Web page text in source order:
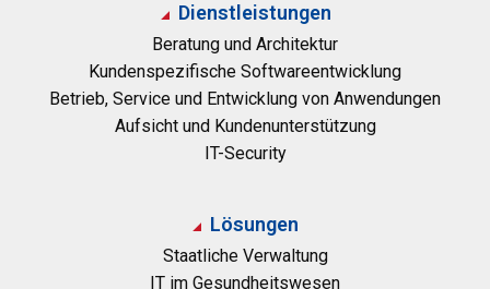
Dienstleistungen
Beratung und Architektur
Kundenspezifische Softwareentwicklung
Betrieb, Service und Entwicklung von Anwendungen
Aufsicht und Kundenunterstützung
IT-Security
Lösungen
Staatliche Verwaltung
IT im Gesundheitswesen